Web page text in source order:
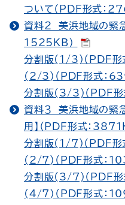
ついて（PDF形式：
資料２ 美浜地域の緊急
1525KB）
分割版(1/3)（PDF形
(2/3)（PDF形式：
分割版(3/3)（PDF形
資料３ 美浜地域の緊急
用】（PDF形式：
分割版(1/7)（PDF形
(2/7)（PDF形式：
分割版(3/7)（PDF形
(4/7)（PDF形式：